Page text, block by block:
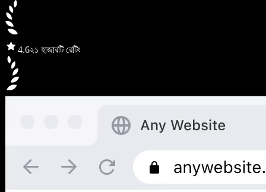
4.6২১ হাজারটি রেটিং